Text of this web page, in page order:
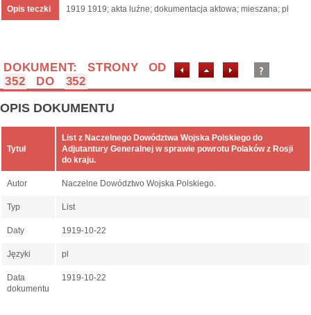
Opis teczki 1919 1919; akta luźne; dokumentacja aktowa; mieszana; pl
DOKUMENT: STRONY OD
352
DO 352
OPIS DOKUMENTU
Tytuł
List z Naczelnego Dowództwa Wojska Polskiego do
Adjutantury Generalnej w sprawie powrotu Polaków z Rosji
do kraju.
Autor Naczelne Dowództwo Wojska Polskiego.
Typ List
Daty 1919-10-22
Języki pl
Data
dokumentu
1919-10-22